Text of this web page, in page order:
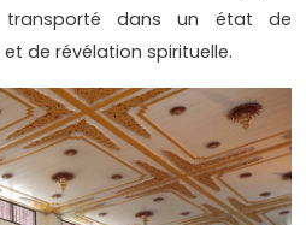
transporté dans un état de
de révélation spirituelle.